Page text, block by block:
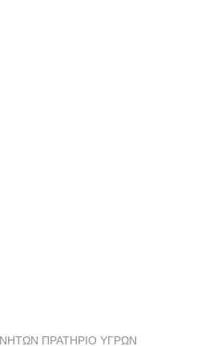
ΠΡΑΤΗΡΙΟ ΥΓΡΩΝ